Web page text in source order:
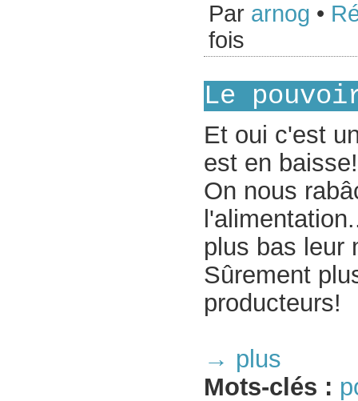
Par arnog •
fois
Le
Et oui c'est
est en
On nous
plus bas leur
Sûrement
producteurs!
→ plus
Mots-clés :